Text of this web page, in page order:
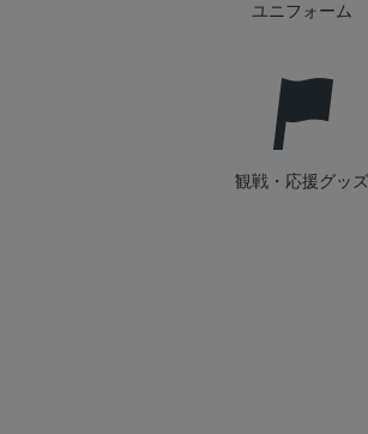
ユニフォーム
観戦・応援グッズ